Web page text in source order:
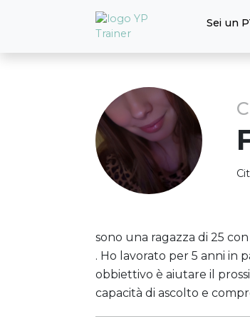
Sei un
sono una ragazza di 25
. Ho lavorato per 5 anni in
obbiettivo è aiutare il
capacità di ascolto e